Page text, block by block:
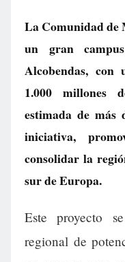
La Comunidad de
un gran
Alcobendas,
1.000 millones
estimada de más
iniciativa,
consolidar la
sur de Europa.
Este proyecto
regional de